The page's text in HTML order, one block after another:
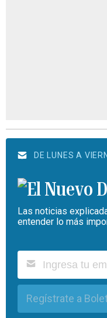
DE LUNES A
Las noticias
entender lo más
Regístrate a